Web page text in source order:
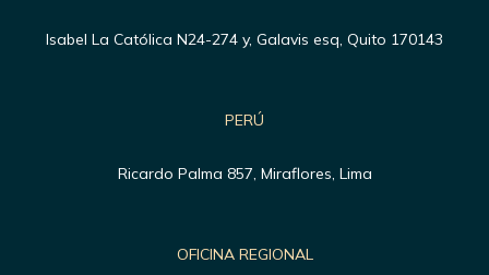
Isabel La Católica N24-274 y, Galavis esq, Quito 170143
PERÚ
Ricardo Palma 857, Miraflores, Lima
OFICINA REGIONAL